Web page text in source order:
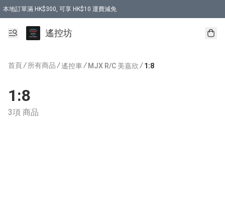
本地訂單滿 HK$300, 可享 HK$10 運費減免
購買 7.6V 6500mah 70C 電池 送 7.6V USB充電器
遙控坊
首頁/ 所有商品 /遙控車/ MJX R/C 美嘉欣 / 1:8
1:8
3項 商品